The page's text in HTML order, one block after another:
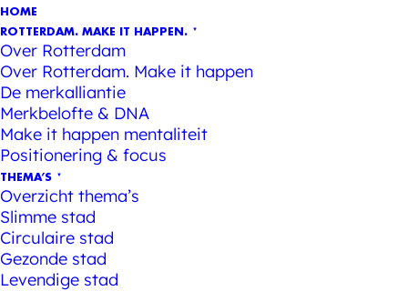
HOME
ROTTERDAM. MAKE IT HAPPEN.
Over Rotterdam
Over Rotterdam. Make it happen
De merkalliantie
Merkbelofte & DNA
Make it happen mentaliteit
Positionering & focus
THEMA’S
Overzicht thema’s
Slimme stad
Circulaire stad
Gezonde stad
Levendige stad